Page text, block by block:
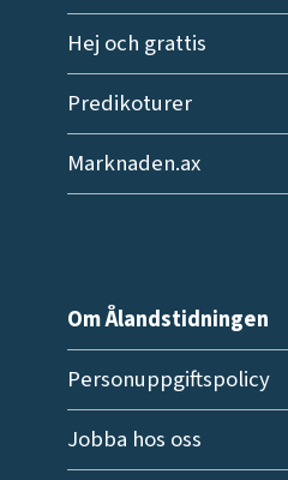
Hej och grattis
Predikoturer
Marknaden.ax
Om Ålandstidningen
Personuppgiftspolicy
Jobba hos oss